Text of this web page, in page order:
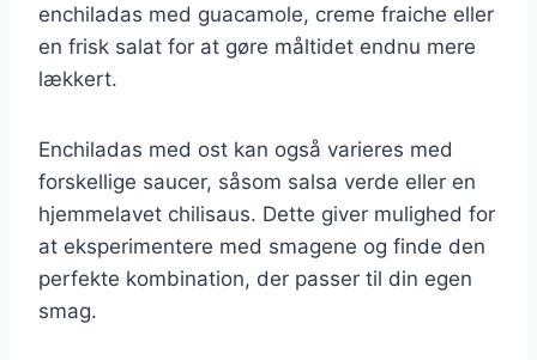
enchiladas med guacamole, creme fraiche eller
en frisk salat for at gøre måltidet endnu mere
lækkert.
Enchiladas med ost kan også varieres med
forskellige saucer, såsom salsa verde eller en
hjemmelavet chilisaus. Dette giver mulighed for
at eksperimentere med smagene og finde den
perfekte kombination, der passer til din egen
smag.